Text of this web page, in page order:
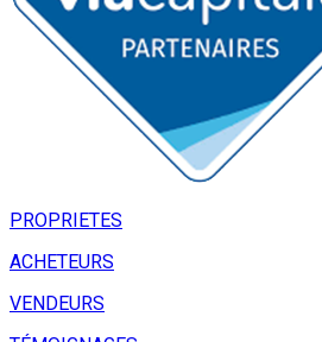
PROPRIETES
ACHETEURS
VENDEURS